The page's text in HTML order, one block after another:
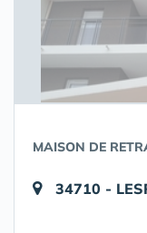
MAISON DE
34710 -